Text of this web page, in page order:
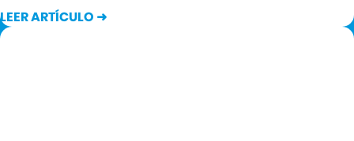
LEER ARTÍCULO ➜